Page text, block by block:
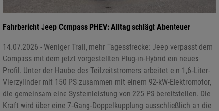
Fahrbericht Jeep Compass PHEV: Alltag schlägt Abenteuer
14.07.2026 - Weniger Trail, mehr Tagesstrecke: Jeep verpasst dem
Compass mit dem jetzt vorgestellten Plug-in-Hybrid ein neues
Profil. Unter der Haube des Teilzeitstromers arbeitet ein 1,6‑Liter-
Vierzylinder mit 150 PS zusammen mit einem 92-kW-Elektromotor,
die gemeinsam eine Systemleistung von 225 PS bereitstellen. Die
Kraft wird über eine 7‑Gang‑Doppelkupplung ausschließlich an die